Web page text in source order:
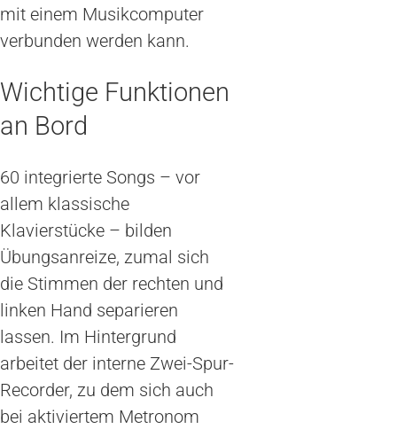
mit einem Musikcomputer
verbunden werden kann.
Wichtige Funktionen
an Bord
60 integrierte Songs – vor
allem klassische
Klavierstücke – bilden
Übungsanreize, zumal sich
die Stimmen der rechten und
linken Hand separieren
lassen. Im Hintergrund
arbeitet der interne Zwei-Spur-
Recorder, zu dem sich auch
bei aktiviertem Metronom